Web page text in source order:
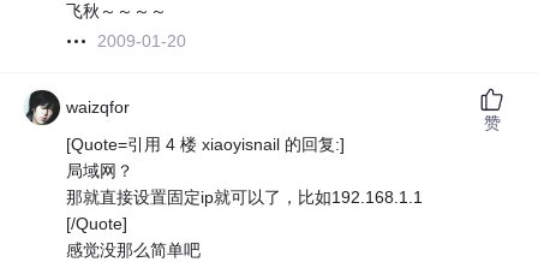
飞秋～～～～
2009-01-20
waizqfor
[Quote=引用 4 楼 xiaoyisnail 的回复:]
局域网？
那就直接设置固定ip就可以了，比如192.168.1.1
[/Quote]
感觉没那么简单吧
赞